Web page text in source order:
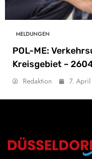
MELDUNGEN
POL-ME:
Kreisgebiet –
Redaktion 7.